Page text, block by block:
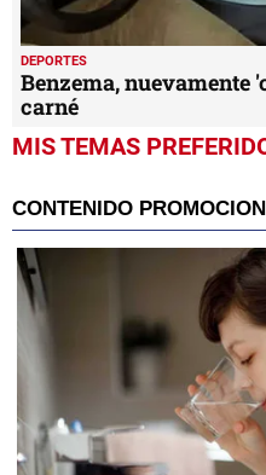
DEPORTES
Benzema, nuevamente
carné
MIS TEMAS